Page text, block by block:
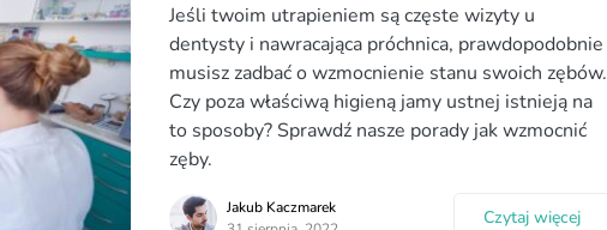
Jeśli twoim utrapieniem są częste wizyty u
dentysty i nawracająca próchnica, prawdopodobnie
musisz zadbać o wzmocnienie stanu swoich zębów.
Czy poza właściwą higieną jamy ustnej istnieją na
to sposoby? Sprawdź nasze porady jak wzmocnić
zęby.
Jakub Kaczmarek
Czytaj więcej